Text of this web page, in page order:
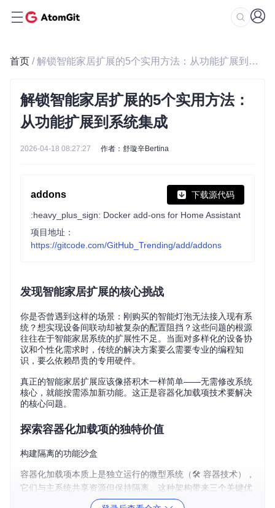
首页 / 解锁智能家居扩展的5个实用方法：从功能扩展到系统集成
解锁智能家居扩展的5个实用方法：
从功能扩展到系统集成
2026-04-18 08:27:27 作者：舒璇辛Bertina
addons 下载源代码
:heavy_plus_sign: Docker add-ons for Home Assistant
项目地址：
https://gitcode.com/GitHub_Trending/add/addons
发现智能家居扩展的核心挑战
你是否曾遇到这样的场景：刚购买的智能灯泡无法接入现有系
统？想实现设备间联动却被复杂的配置阻挡？这些问题的根源
往往在于智能家居系统的扩展性不足。当面对多样化的设备协
议和个性化需求时，传统的解决方案要么需要专业的编程知
识，要么依赖昂贵的专用硬件。
真正的智能家居扩展应该像搭积木一样简单——无需修改系统
核心，就能按需添加新功能。这正是容器化加载项技术要解决
的核心问题。
探索容器化加载项的独特价值
构建隔离的功能沙盒
容器化加载项本质上是独立运行的微型系统（🛠️ 容器技术），
它们与主系统共享资源但保持隔离。这种架构带来三个关键优